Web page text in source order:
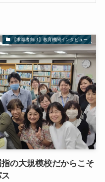
【求職者向け】教育機関インタビュー
の大規模校だからこそ